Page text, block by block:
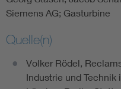
Siemens AG; Gasturbine
Quelle(n)
Volker Rödel,
Industrie und Technik